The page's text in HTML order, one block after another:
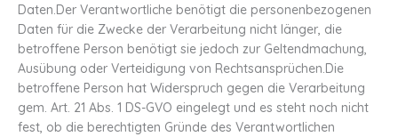
Daten.Der Verantwortliche benötigt die personenbezogenen
Daten für die Zwecke der Verarbeitung nicht länger, die
betroffene Person benötigt sie jedoch zur Geltendmachung,
Ausübung oder Verteidigung von Rechtsansprüchen.Die
betroffene Person hat Widerspruch gegen die Verarbeitung
gem. Art. 21 Abs. 1 DS-GVO eingelegt und es steht noch nicht
fest, ob die berechtigten Gründe des Verantwortlichen